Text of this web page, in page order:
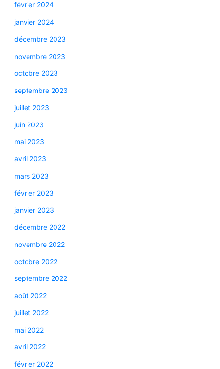
février 2024
janvier 2024
décembre 2023
novembre 2023
octobre 2023
septembre 2023
juillet 2023
juin 2023
mai 2023
avril 2023
mars 2023
février 2023
janvier 2023
décembre 2022
novembre 2022
octobre 2022
septembre 2022
août 2022
juillet 2022
mai 2022
avril 2022
février 2022